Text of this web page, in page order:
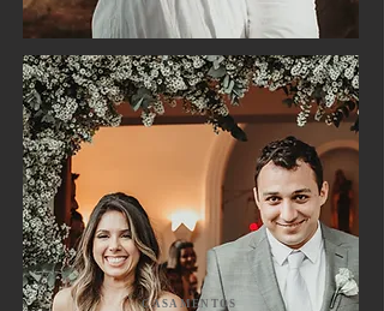
CASAMENTOS